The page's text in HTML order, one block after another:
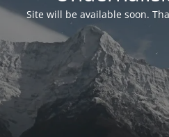
Site will be available soon.